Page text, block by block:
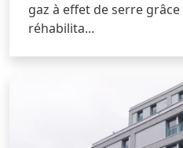
gaz à effet de serre
réhabilita...